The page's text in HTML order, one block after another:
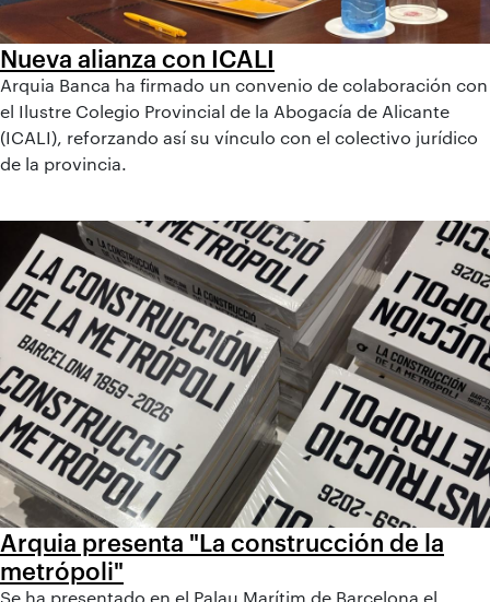
Nueva alianza con ICALI
Arquia Banca ha firmado un convenio de colaboración con
el Ilustre Colegio Provincial de la Abogacía de Alicante
(ICALI), reforzando así su vínculo con el colectivo jurídico
de la provincia.
Arquia presenta "La construcción de la
metrópoli"
Se ha presentado en el Palau Marítim de Barcelona el